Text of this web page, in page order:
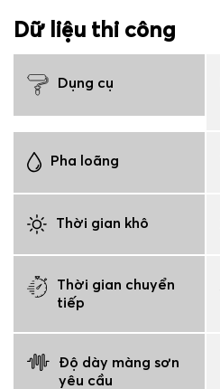
Dữ liệu thi công
Dụng cụ
Pha loãng
Thời gian khô
Thời gian chuyển
tiếp
Độ dày màng sơn
yêu cầu